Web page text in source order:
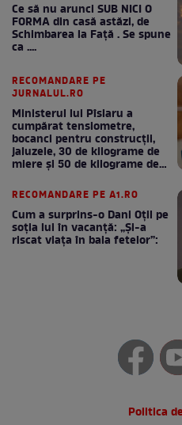
Ce să nu arunci SUB NICI O
FORMA din casă astăzi, de
Schimbarea la Față . Se spune
ca ....
RECOMANDARE PE
JURNALUL.RO
Ministerul lui Pîslaru a
cumpărat tensiometre,
bocanci pentru construcții,
jaluzele, 30 de kilograme de
miere și 50 de kilograme de
RECOMANDARE PE A1.RO
Cum a surprins-o Dani Oțil pe
soția lui în vacanță: „Și-a
riscat viața în baia fetelor”:
Politica